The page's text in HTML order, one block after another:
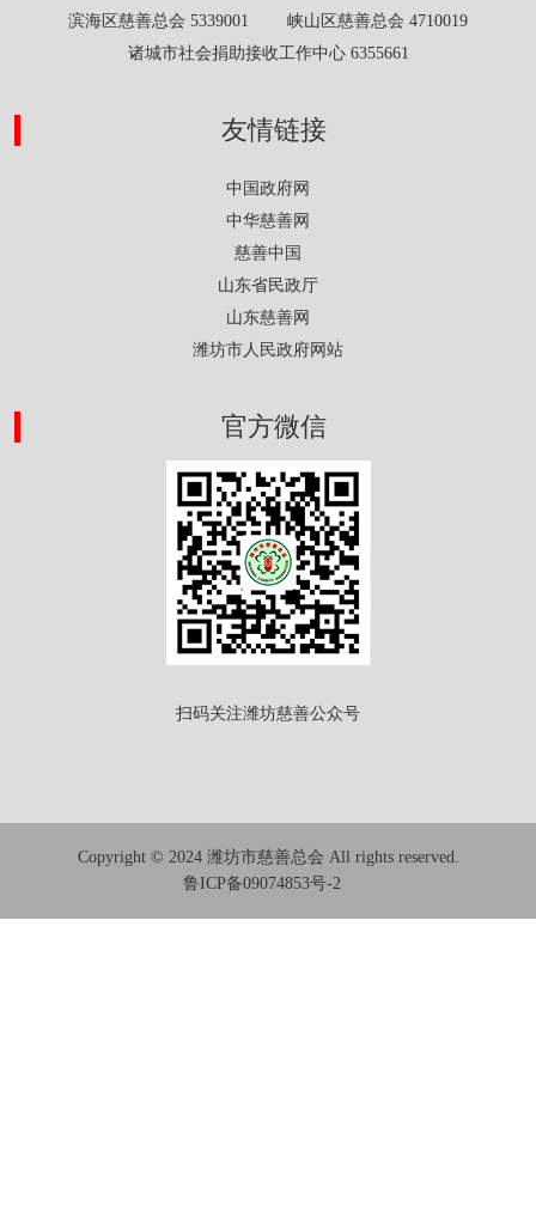
滨海区慈善总会 5339001 峡山区慈善总会 4710019
诸城市社会捐助接收工作中心 6355661
友情链接
中国政府网
中华慈善网
慈善中国
山东省民政厅
山东慈善网
潍坊市人民政府网站
官方微信
扫码关注潍坊慈善公众号
Copyright © 2024 潍坊市慈善总会 All rights reserved.
鲁ICP备09074853号-2